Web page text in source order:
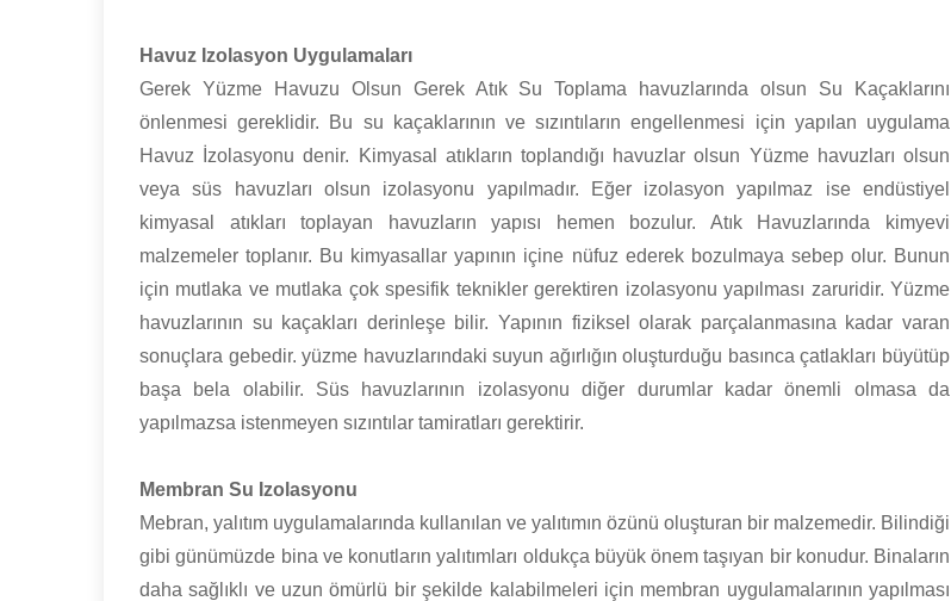
Havuz Izolasyon Uygulamaları
Gerek Yüzme Havuzu Olsun Gerek Atık Su Toplama havuzlarında olsun Su Kaçaklarını
önlenmesi gereklidir. Bu su kaçaklarının ve sızıntıların engellenmesi için yapılan uygulama
Havuz İzolasyonu denir. Kimyasal atıkların toplandığı havuzlar olsun Yüzme havuzları olsun
veya süs havuzları olsun izolasyonu yapılmadır. Eğer izolasyon yapılmaz ise endüstiyel
kimyasal atıkları toplayan havuzların yapısı hemen bozulur. Atık Havuzlarında kimyevi
malzemeler toplanır. Bu kimyasallar yapının içine nüfuz ederek bozulmaya sebep olur. Bunun
için mutlaka ve mutlaka çok spesifik teknikler gerektiren izolasyonu yapılması zaruridir. Yüzme
havuzlarının su kaçakları derinleşe bilir. Yapının fiziksel olarak parçalanmasına kadar varan
sonuçlara gebedir. yüzme havuzlarındaki suyun ağırlığın oluşturduğu basınca çatlakları büyütüp
başa bela olabilir. Süs havuzlarının izolasyonu diğer durumlar kadar önemli olmasa da
yapılmazsa istenmeyen sızıntılar tamiratları gerektirir.
Membran Su Izolasyonu
Mebran, yalıtım uygulamalarında kullanılan ve yalıtımın özünü oluşturan bir malzemedir. Bilindiği
gibi günümüzde bina ve konutların yalıtımları oldukça büyük önem taşıyan bir konudur. Binaların
daha sağlıklı ve uzun ömürlü bir şekilde kalabilmeleri için membran uygulamalarının yapılması